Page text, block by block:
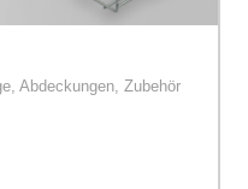
Abdeckungen, Zubehör